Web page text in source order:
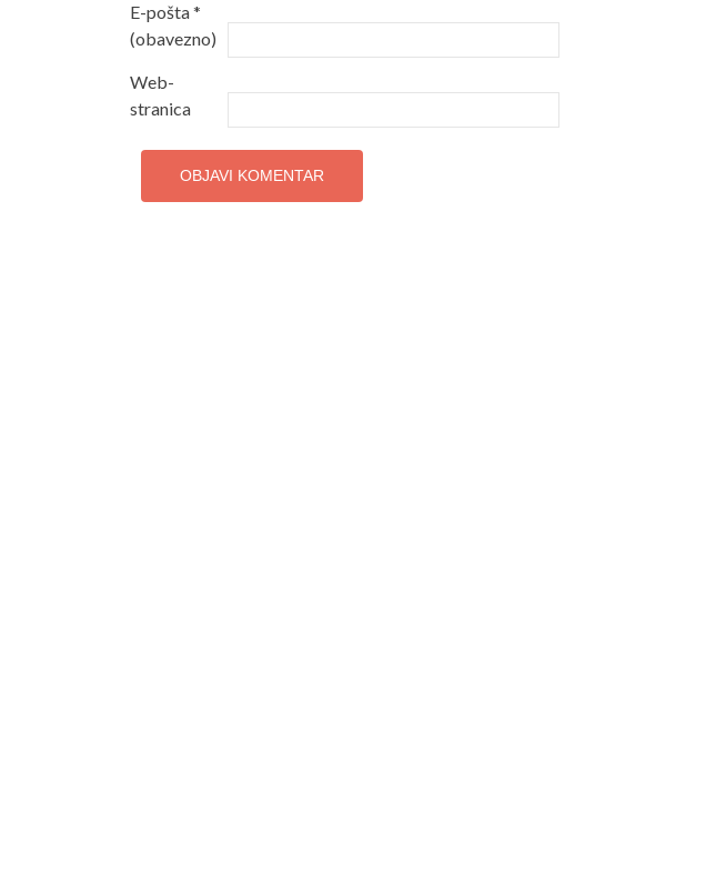
E-pošta*
(obavezno)
Web-
stranica